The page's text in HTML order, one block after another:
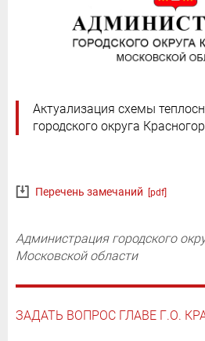
Актуализация схемы
городского округа
Перечень замечаний [pdf]
Администрация городского
Московской области
ЗАДАТЬ ВОПРОС ГЛАВЕ Г.О.